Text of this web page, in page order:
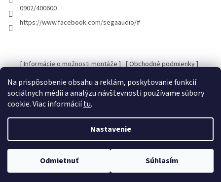
Na prispôsobenie obsahu a reklám, poskytovanie funkcií
sociálnych médií a analýzu návštevnosti používame súbory
cookie. Viac informáciítu.
Nastavenie
Odmietnuť Súhlasím
0902/400600
https://www.facebook.com/segaaudio/#
[ Informácie o možnosti montáže ] [ Obchodné podmienky ]
Copyright 2026SEGA Audio. Všetky práva vyhradené.Upraviť